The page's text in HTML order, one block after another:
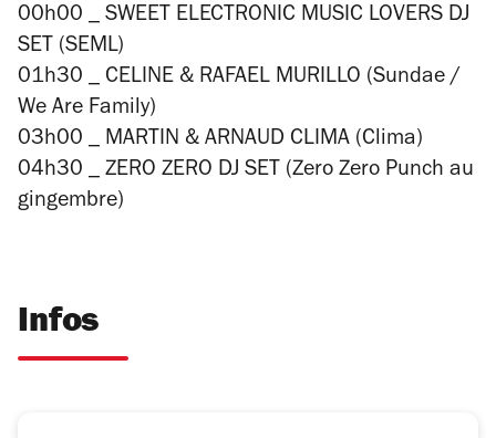
00h00 _ SWEET ELECTRONIC MUSIC LOVERS DJ
SET (SEML)
01h30 _ CELINE & RAFAEL MURILLO (Sundae /
We Are Family)
03h00 _ MARTIN & ARNAUD CLIMA (Clima)
04h30 _ ZERO ZERO DJ SET (Zero Zero Punch au
gingembre)
Infos